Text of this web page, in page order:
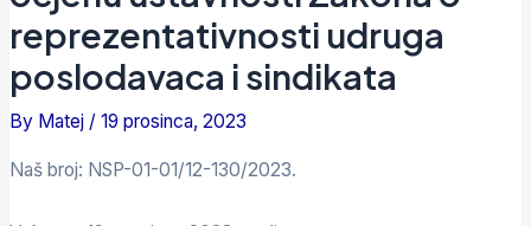
reprezentativnosti udruga
poslodavaca i sindikata
By Matej /19 prosinca, 2023
Naš broj: NSP-01-01/12-130/2023.